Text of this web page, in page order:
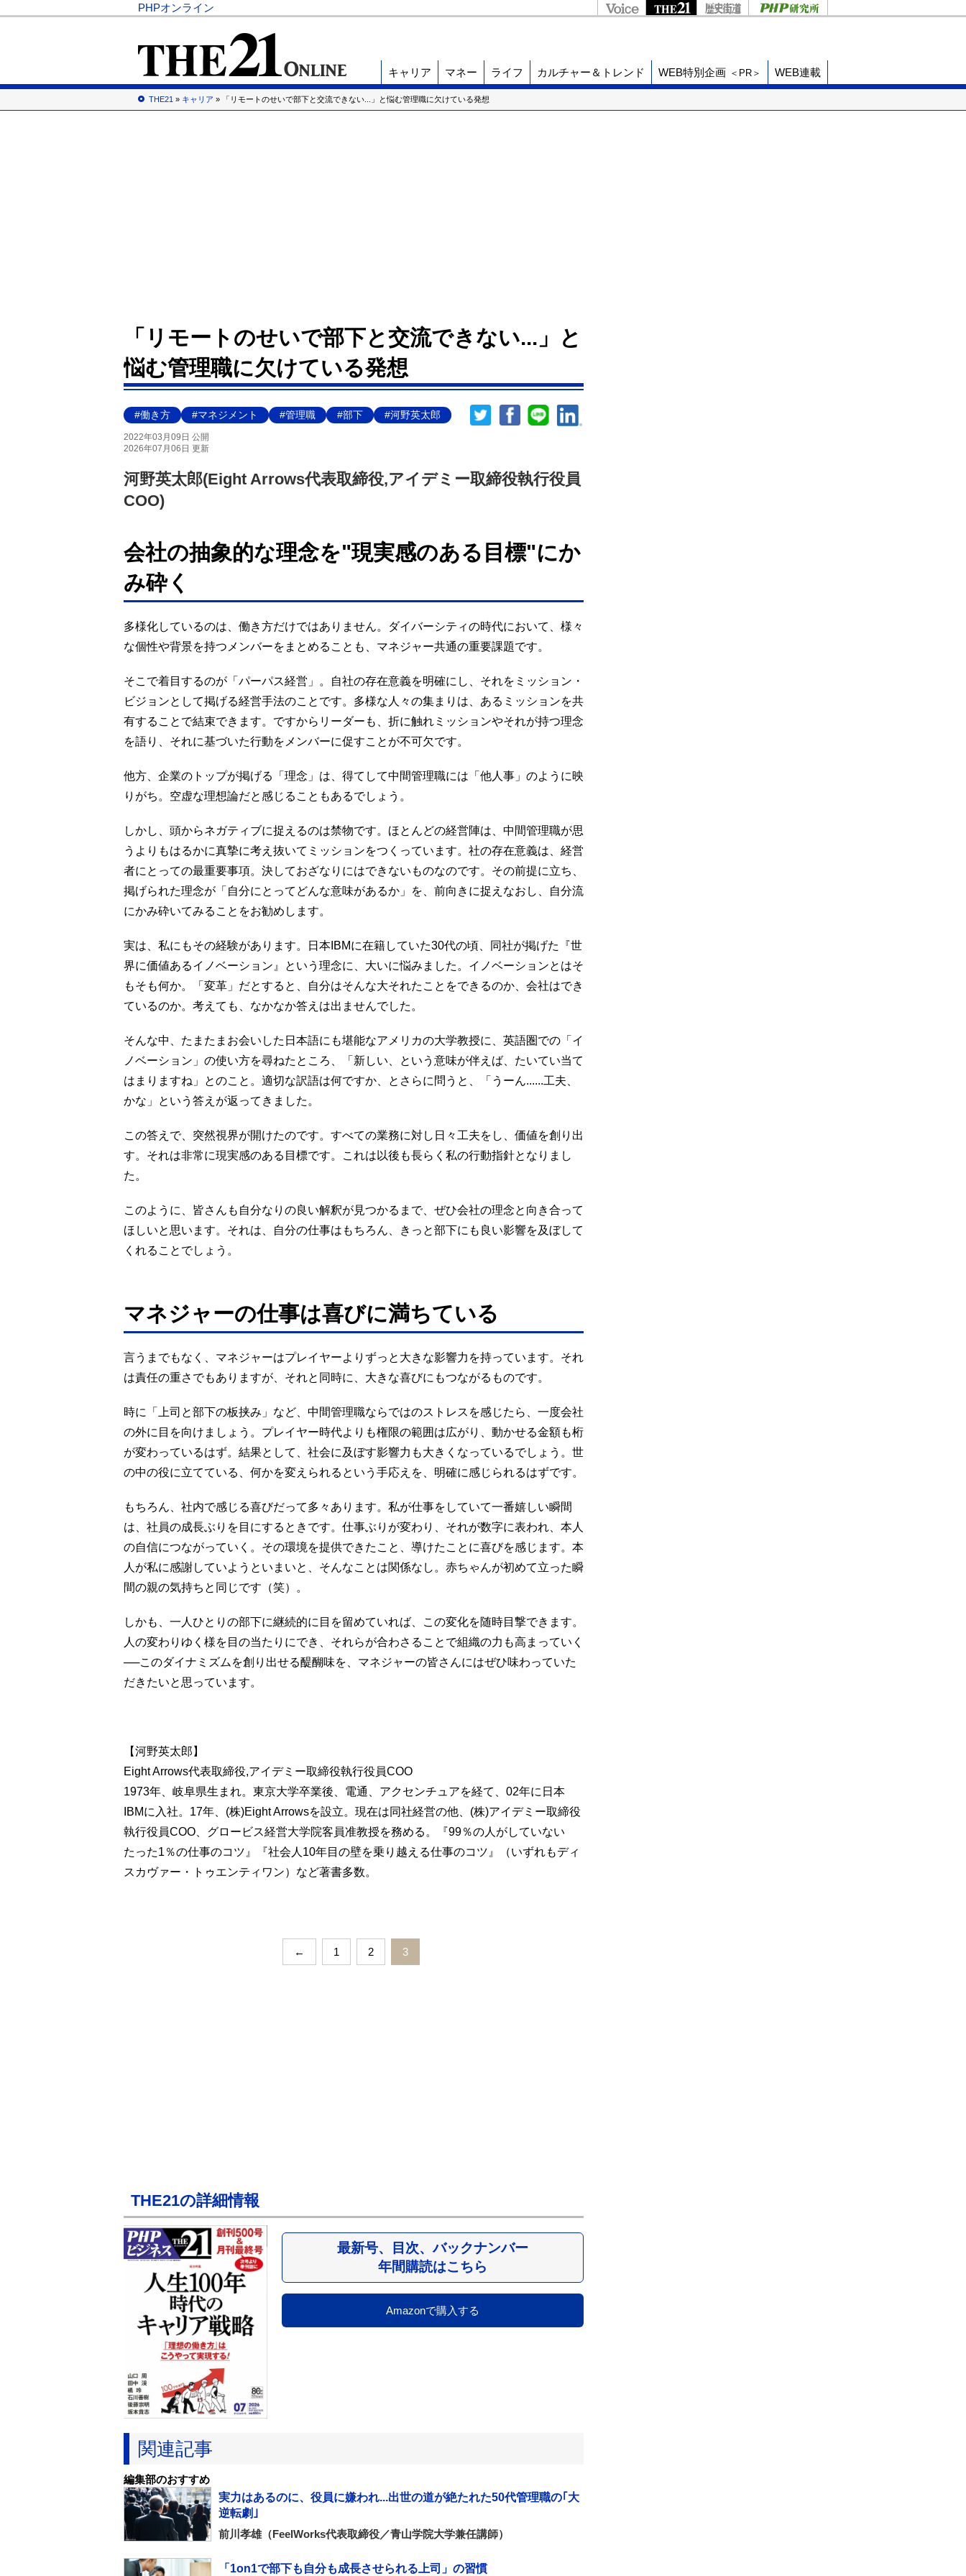
PHPオンライン
キャリア マネー ライフ カルチャー＆トレンド WEB特別企画 ＜PR＞ WEB連載
THE21 » キャリア » 「リモートのせいで部下と交流できない...」と悩む管理職に欠けている発想
「リモートのせいで部下と交流できない...」と
悩む管理職に欠けている発想
#働き方 #マネジメント #管理職 #部下 #河野英太郎
2022年03月09日 公開
2026年07月06日 更新
河野英太郎(Eight Arrows代表取締役,アイデミー取締役執行役員
COO)
会社の抽象的な理念を"現実感のある目標"にか
み砕く
多様化しているのは、働き方だけではありません。ダイバーシティの時代において、様々
な個性や背景を持つメンバーをまとめることも、マネジャー共通の重要課題です。
そこで着目するのが「パーパス経営」。自社の存在意義を明確にし、それをミッション・
ビジョンとして掲げる経営手法のことです。多様な人々の集まりは、あるミッションを共
有することで結束できます。ですからリーダーも、折に触れミッションやそれが持つ理念
を語り、それに基づいた行動をメンバーに促すことが不可欠です。
他方、企業のトップが掲げる「理念」は、得てして中間管理職には「他人事」のように映
りがち。空虚な理想論だと感じることもあるでしょう。
しかし、頭からネガティブに捉えるのは禁物です。ほとんどの経営陣は、中間管理職が思
うよりもはるかに真摯に考え抜いてミッションをつくっています。社の存在意義は、経営
者にとっての最重要事項。決しておざなりにはできないものなのです。その前提に立ち、
掲げられた理念が「自分にとってどんな意味があるか」を、前向きに捉えなおし、自分流
にかみ砕いてみることをお勧めします。
実は、私にもその経験があります。日本IBMに在籍していた30代の頃、同社が掲げた『世
界に価値あるイノベーション』という理念に、大いに悩みました。イノベーションとはそ
もそも何か。「変革」だとすると、自分はそんな大それたことをできるのか、会社はでき
ているのか。考えても、なかなか答えは出ませんでした。
そんな中、たまたまお会いした日本語にも堪能なアメリカの大学教授に、英語圏での「イ
ノベーション」の使い方を尋ねたところ、「新しい、という意味が伴えば、たいてい当て
はまりますね」とのこと。適切な訳語は何ですか、とさらに問うと、「うーん......工夫、
かな」という答えが返ってきました。
この答えで、突然視界が開けたのです。すべての業務に対し日々工夫をし、価値を創り出
す。それは非常に現実感のある目標です。これは以後も長らく私の行動指針となりまし
た。
このように、皆さんも自分なりの良い解釈が見つかるまで、ぜひ会社の理念と向き合って
ほしいと思います。それは、自分の仕事はもちろん、きっと部下にも良い影響を及ぼして
くれることでしょう。
マネジャーの仕事は喜びに満ちている
言うまでもなく、マネジャーはプレイヤーよりずっと大きな影響力を持っています。それ
は責任の重さでもありますが、それと同時に、大きな喜びにもつながるものです。
時に「上司と部下の板挟み」など、中間管理職ならではのストレスを感じたら、一度会社
の外に目を向けましょう。プレイヤー時代よりも権限の範囲は広がり、動かせる金額も桁
が変わっているはず。結果として、社会に及ぼす影響力も大きくなっているでしょう。世
の中の役に立てている、何かを変えられるという手応えを、明確に感じられるはずです。
もちろん、社内で感じる喜びだって多々あります。私が仕事をしていて一番嬉しい瞬間
は、社員の成長ぶりを目にするときです。仕事ぶりが変わり、それが数字に表われ、本人
の自信につながっていく。その環境を提供できたこと、導けたことに喜びを感じます。本
人が私に感謝していようといまいと、そんなことは関係なし。赤ちゃんが初めて立った瞬
間の親の気持ちと同じです（笑）。
しかも、一人ひとりの部下に継続的に目を留めていれば、この変化を随時目撃できます。
人の変わりゆく様を目の当たりにでき、それらが合わさることで組織の力も高まっていく
──このダイナミズムを創り出せる醍醐味を、マネジャーの皆さんにはぜひ味わっていた
だきたいと思っています。
【河野英太郎】
Eight Arrows代表取締役,アイデミー取締役執行役員COO
1973年、岐阜県生まれ。東京大学卒業後、電通、アクセンチュアを経て、02年に日本
IBMに入社。17年、(株)Eight Arrowsを設立。現在は同社経営の他、(株)アイデミー取締役
執行役員COO、グロービス経営大学院客員准教授を務める。『99％の人がしていない
たった1％の仕事のコツ』『社会人10年目の壁を乗り越える仕事のコツ』（いずれもディ
スカヴァー・トゥエンティワン）など著書多数。
← 1 2 3
THE21の詳細情報
最新号、目次、バックナンバー
年間購読はこちら
Amazonで購入する
関連記事
編集部のおすすめ
実力はあるのに、役員に嫌われ...出世の道が絶たれた50代管理職の｢大
逆転劇｣
前川孝雄（FeelWorks代表取締役／青山学院大学兼任講師）
「1on1で部下も自分も成長させられる上司」の習慣